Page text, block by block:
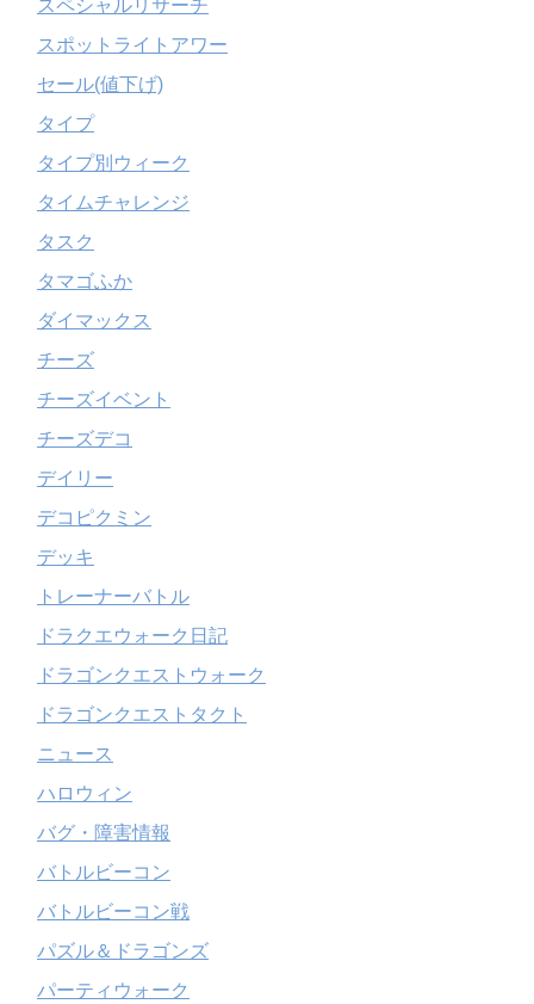
スペシャルリサーチ
スポットライトアワー
セール(値下げ)
タイプ
タイプ別ウィーク
タイムチャレンジ
タスク
タマゴふか
ダイマックス
チーズ
チーズイベント
チーズデコ
デイリー
デコピクミン
デッキ
トレーナーバトル
ドラクエウォーク日記
ドラゴンクエストウォーク
ドラゴンクエストタクト
ニュース
ハロウィン
バグ・障害情報
バトルビーコン
バトルビーコン戦
パズル＆ドラゴンズ
パーティウォーク